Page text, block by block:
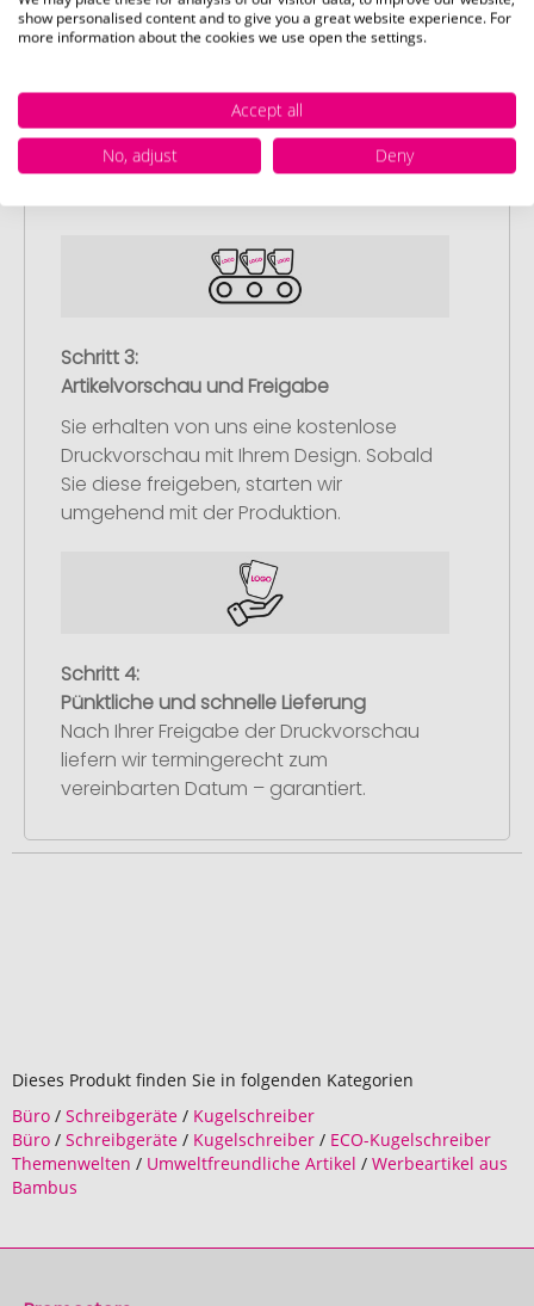
Laden Sie auf unserer
Bestellabschlussseite (Checkout) Ihr Logo
Bestellung ab. Falls Sie gerade keine
passende Datei zur Verfügung haben,
können Sie diese gerne später
Schritt 3:
Artikelvorschau und Freigabe
Sie erhalten von uns eine kostenlose
Druckvorschau mit Ihrem Design. Sobald
Sie diese freigeben, starten wir
umgehend mit der Produktion.
Schritt 4:
Pünktliche und schnelle Lieferung
Nach Ihrer Freigabe der Druckvorschau
liefern wir termingerecht zum
vereinbarten Datum – garantiert.
Dieses Produkt finden Sie in folgenden Kategorien
Büro / Schreibgeräte / Kugelschreiber
Büro / Schreibgeräte / Kugelschreiber / ECO-Kugelschreiber
Themenwelten / Umweltfreundliche Artikel / Werbeartikel aus
Bambus
show personalised content and to give you a great website experience. For
more information about the cookies we use open the settings.
Accept all
No, adjust
Deny